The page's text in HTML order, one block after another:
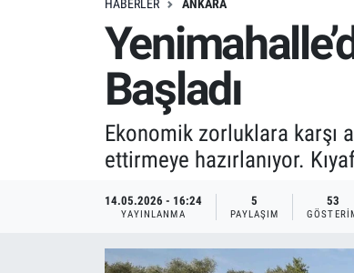
HABERLER ANKARA
Başladı
Ekonomik zorluklara karşı
ettirmeye hazırlanıyor.
14.05.2026 - 16:24
YAYINLANMA
5
PAYLAŞIM
53